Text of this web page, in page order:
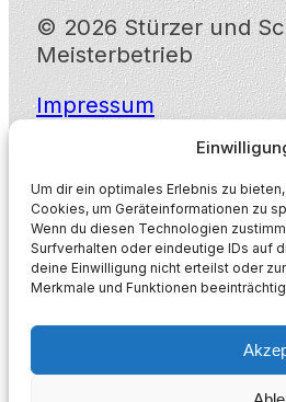
Um dir ein optimales Erlebnis zu
Cookies, um Geräteinformationen zu
Wenn du diesen Technologien
Surfverhalten oder eindeutige IDs auf
deine Einwilligung nicht erteilst oder
Merkmale und Funktionen
© 2026 Stürzer und
Meisterbetrieb
Impressum